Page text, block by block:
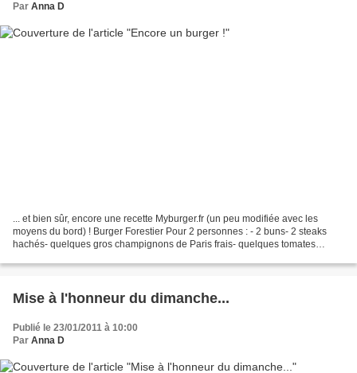
Par Anna D
... et bien sûr, encore une recette Myburger.fr (un peu modifiée avec les
moyens du bord) ! Burger Forestier Pour 2 personnes : - 2 buns- 2 steaks
hachés- quelques gros champignons de Paris frais- quelques tomates
Mise à l'honneur du dimanche...
Publié le 23/01/2011 à 10:00
Par Anna D